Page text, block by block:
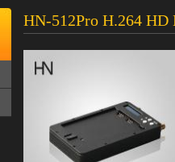
HN-512Pro H.264